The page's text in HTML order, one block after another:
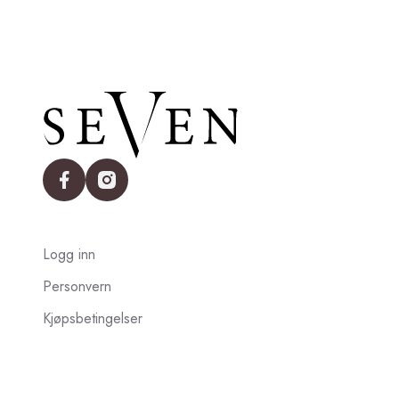
facebookinstagram
Logg inn
Personvern
Kjøpsbetingelser